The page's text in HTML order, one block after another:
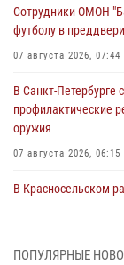
Сотрудники ОМОН
футболу в
07 августа 2026, 07:44
В Санкт-Петербурге
профилактические
оружия
07 августа 2026, 06:15
В Красносельском
06 августа 2026, 13:39
ПОПУЛЯРНЫЕ